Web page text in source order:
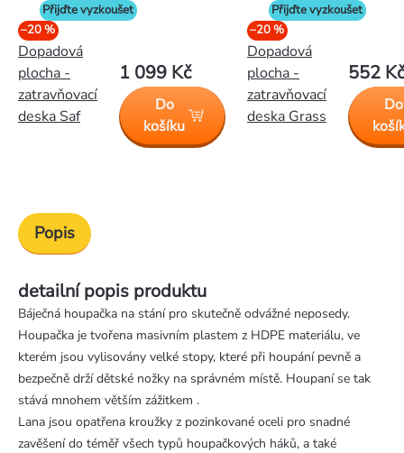
Přijďte vyzkoušet
–20 %
Dopadová
plocha -
zatravňovací
deska Saf
1 099 Kč
Do
košíku
Přijďte vyzkoušet
–20 %
Dopadová
plocha -
zatravňovací
deska Grass
552 Kč
Do
Popis
detailní popis produktu
Báječná houpačka na stání pro skutečně odvážné neposedy.
Houpačka je tvořena masivním plastem z HDPE materiálu, ve
kterém jsou vylisovány velké stopy, které při houpání pevně a
bezpečně drží dětské nožky na správném místě. Houpaní se tak
stává mnohem větším zážitkem .
Lana jsou opatřena kroužky z pozinkované oceli pro snadné
zavěšení do téměř všech typů houpačkových háků, a také